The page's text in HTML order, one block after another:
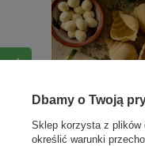
Dbamy o Twoją
Sklep korzysta z plików
określić warunki